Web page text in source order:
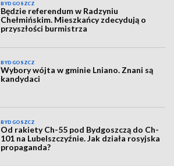
BYDGOSZCZ
Będzie referendum w Radzyniu
Chełmińskim. Mieszkańcy zdecydują o
przyszłości burmistrza
BYDGOSZCZ
Wybory wójta w gminie Lniano. Znani są
kandydaci
BYDGOSZCZ
Od rakiety Ch-55 pod Bydgoszczą do Ch-
101 na Lubelszczyźnie. Jak działa rosyjska
propaganda?